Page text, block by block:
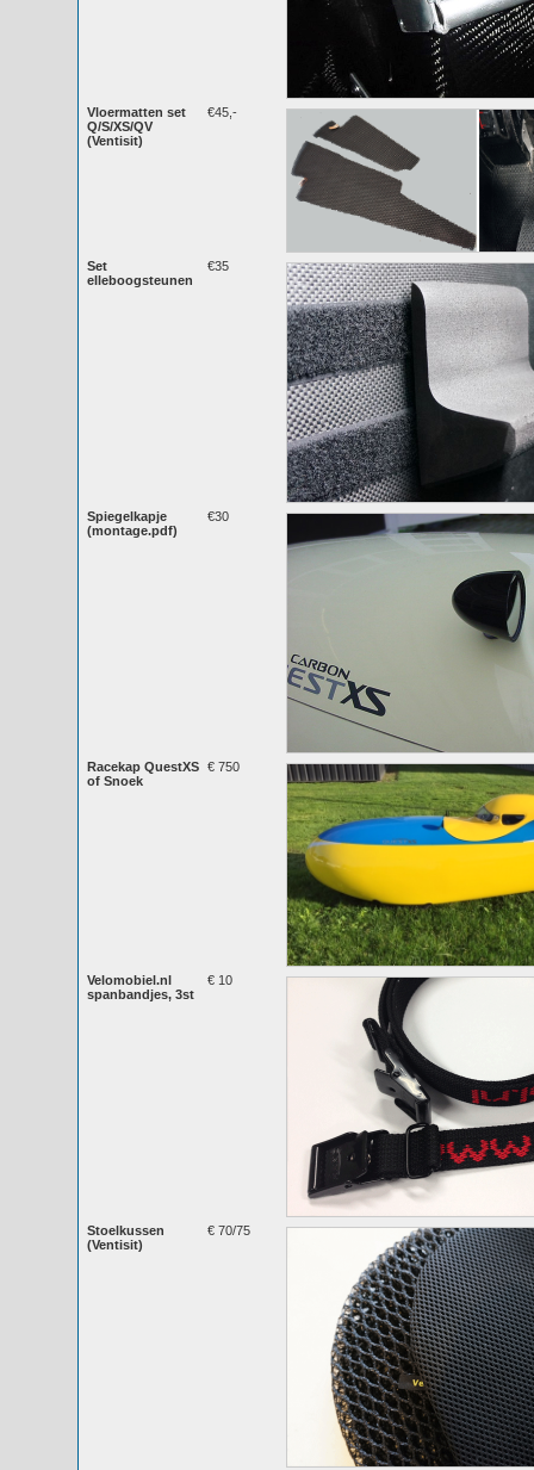
Vloermatten set
Q/S/XS/QV
(Ventisit)
€45,-
Set
elleboogsteunen
€35
Spiegelkapje
(montage.pdf)
€30
Racekap QuestXS
of Snoek
€ 750
Velomobiel.nl
spanbandjes, 3st
€ 10
Stoelkussen
(Ventisit)
€ 70/75